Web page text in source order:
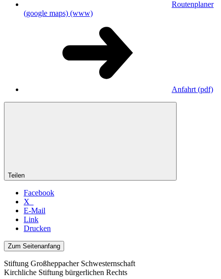
Routenplaner
(google maps) (www)
Anfahrt(pdf)
Teilen
Facebook
X
E-Mail
Link
Drucken
Zum Seitenanfang
Stiftung Großheppacher Schwesternschaft
Kirchliche Stiftung bürgerlichen Rechts